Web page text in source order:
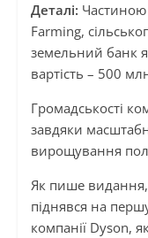
Деталі: Частиною
Farming,
земельний банк
вартість – 500
Громадськості
завдяки
вирощування
Як пише
піднявся на
компанії Dyson,